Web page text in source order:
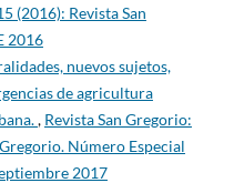
(2016): Revista San
2016
nuevos sujetos,
de agricultura
, Revista San Gregorio:
Número Especial
2017